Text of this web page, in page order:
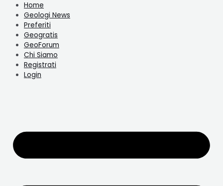
Home
Geologi News
Preferiti
Geogratis
GeoForum
Chi Siamo
Registrati
Login